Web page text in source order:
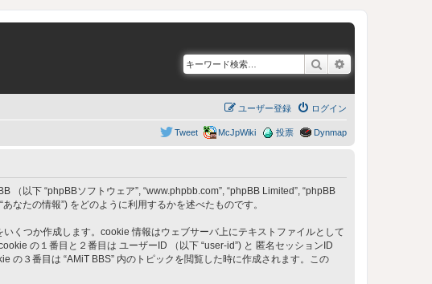
検索
ログイン
ユーザー登録
Dynmap
投票
McJpWiki
Tweet
（以下 “phpBBソフトウェア”, “www.phpbb.com”, “phpBB Limited”, “phpBB
なたの情報”) をどのように利用するかを述べたものです。
くつか作成します。cookie 情報はウェブサーバ上にテキストファイルとして
の１番目と２番目は ユーザーID （以下 “user-id”) と 匿名セッションID
の３番目は “AMiT BBS” 内のトピックを閲覧した時に作成されます。この